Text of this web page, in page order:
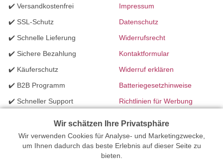
✔️ Versandkostenfrei
✔️ SSL-Schutz
✔️ Schnelle Lieferung
✔️ Sichere Bezahlung
✔️ Käuferschutz
✔️ B2B Programm
✔️ Schneller Support
Impressum
Datenschutz
Widerrufsrecht
Kontaktformular
Widerruf erklären
Batteriegesetzhinweise
Richtlinien für Werbung
Ihr Onlinefachhandel für Beleuchtung seit 2012 | Erstellt mit
Wir schätzen Ihre Privatsphäre
Wir verwenden Cookies für Analyse- und Marketingzwecke,
um Ihnen dadurch das beste Erlebnis auf dieser Seite zu
bieten.